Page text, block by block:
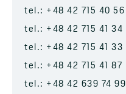
tel.: +48 42 715 40 56
tel.: +48 42 715 41 34
tel.: +48 42 715 41 33
tel.: +48 42 715 41 87
tel.: +48 42 639 74 99